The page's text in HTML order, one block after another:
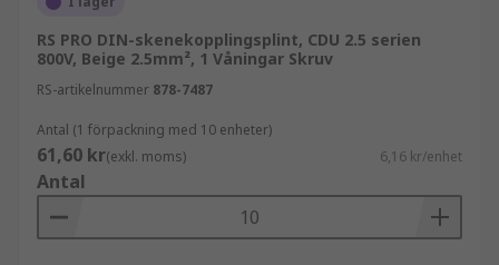
RS PRO DIN-skenekopplingsplint, CDU 2.5 serien
800V, Beige 2.5mm², 1 Våningar Skruv
RS-artikelnummer 878-7487
Antal (1 förpackning med 10 enheter)
61,60 kr(exkl. moms) 6,16 kr/enhet
Antal